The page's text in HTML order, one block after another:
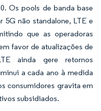
Os pools de banda base
5G não standalone, LTE e
que as operadoras
favor de atualizações de
ainda gere retornos
a cada ano à medida
consumidores gravita em
subsidiados.